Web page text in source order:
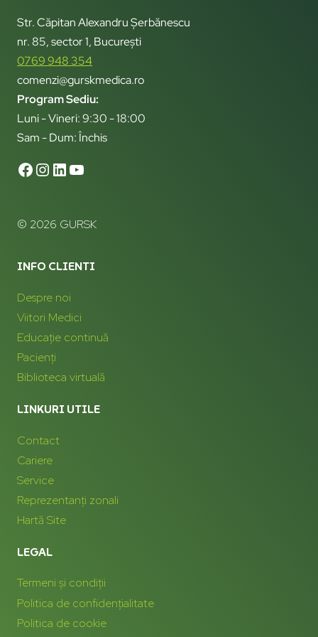
Str. Căpitan Alexandru Șerbănescu
nr. 85, sector 1, București
0769 948 354
comenzi@gurskmedica.ro
Program Sediu:
Luni - Vineri: 9:30 - 18:00
Sam - Dum: Închis
© 2026 GURSK
INFO CLIENTI
Despre noi
Viitori Medici
Educație continuă
Pacienți
Biblioteca virtuală
LINKURI UTILE
Contact
Cariere
Service
Reprezentanți zonali
Hartă Site
LEGAL
Termeni și condiții
Politica de confidențialitate
Politica de cookie